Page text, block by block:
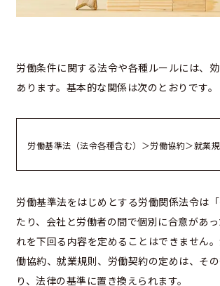
労働条件に関する法令や各種ルールには、
あります。基本的な関係は次のとおりです。
労働基準法（法令各種含む）＞労働協約＞就業
労働基準法をはじめとする労働関係法令は
たり、会社と労働者の間で個別に合意があ
れを下回る内容を定めることはできません
働協約、就業規則、労働契約の定めは、そ
り、法律の基準に置き換えられます。